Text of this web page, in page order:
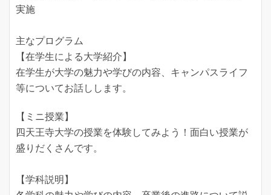
実施
主なプログラム
【在学生による大学紹介】
在学生が大学の魅力や学びの内容、キャンパスライフ
等についてお話しします。
【ミニ授業】
四天王寺大学の授業を体験してみよう！面白い授業が
盛りだくさんです。
【学科説明】